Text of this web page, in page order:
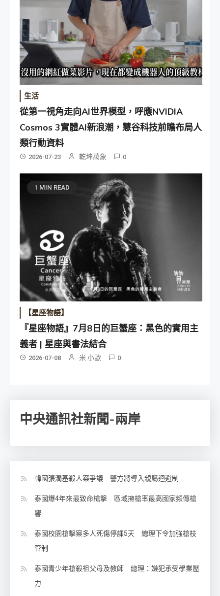
生活
從第一視角走向AI世界模型，呼應NVIDIA
Cosmos 3實體AI新浪潮，慧谷科技前瞻布局人
類行動資料
2026-07-23 乾坤萬象 0
1 MIN READ
【星座物語】
『星座物語』7月8日的巨蟹座：黑色的實用主
義者 | 星座與書法結合
2026-07-08 米 小歐 0
中央通訊社新聞-兩岸
韓國張潤基殺人案爭議 警方將導入親屬迴避制
泰國爆4年來最致命槍擊 區域擁槍率最高國家頻傳槍
響
泰國校園槍擊案多人死傷停課5天 總理下令加強槍枝
管制
泰國青少年槍殺祖父母及教師 總理：嫌犯承受學業壓
力